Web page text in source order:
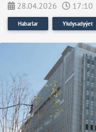
28.04.2026 17:10
Habarlar Ykdysadyýet